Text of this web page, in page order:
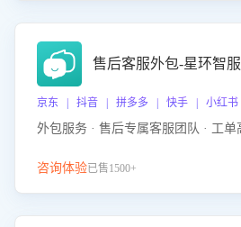
售后客服外包-星环智服
京东 | 抖音 | 拼多多 | 快手 | 小红
外包服务 · 售后专属客服团队 · 工单
咨询体验已售1500+